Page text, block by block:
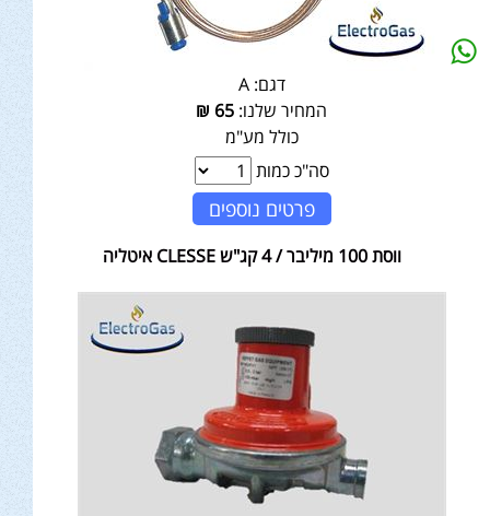
דגם: A
המחיר שלנו: 65
₪
כולל מע"מ
סה"כ כמות
פרטים נוספים
ווסת 100 מיליבר / 4 קג"ש CLESSE איטליה